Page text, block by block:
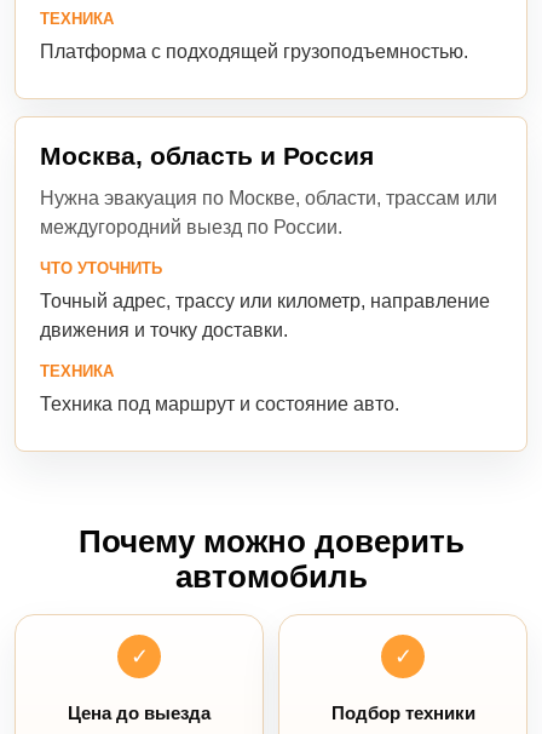
ТЕХНИКА
Платформа с подходящей грузоподъемностью.
Москва, область и Россия
Нужна эвакуация по Москве, области, трассам или
междугородний выезд по России.
ЧТО УТОЧНИТЬ
Точный адрес, трассу или километр, направление
движения и точку доставки.
ТЕХНИКА
Техника под маршрут и состояние авто.
Почему можно доверить
автомобиль
✓
Цена до выезда
✓
Подбор техники